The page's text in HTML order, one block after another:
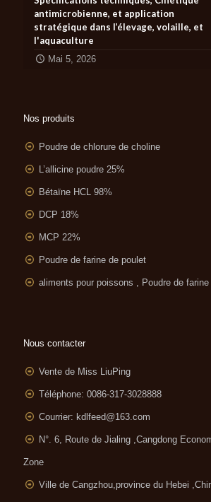
antimicrobienne, et application
stratégique dans l’élevage, volaille, et
l'aquaculture
Mai 5, 2026
Nos produits
Poudre de chlorure de choline
L’allicine poudre 25%
Bétaïne HCL 98%
DCP 18%
MCP 22%
Poudre de farine de poulet
aliments pour poissons , Poudre de
Nous contacter
Vente de Miss LiuPing
Téléphone: 0086-317-3028888
Courrier: kdlfeed@163.com
N°. 6, Route de Jialing ,Cangdong
Zone
Ville de Cangzhou,province du Hebei